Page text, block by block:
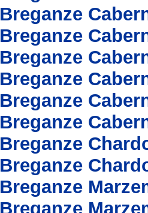
Breganze
Breganze
Breganze
Breganze
Breganze
Breganze
Breganze
Breganze
Breganze
Breganze